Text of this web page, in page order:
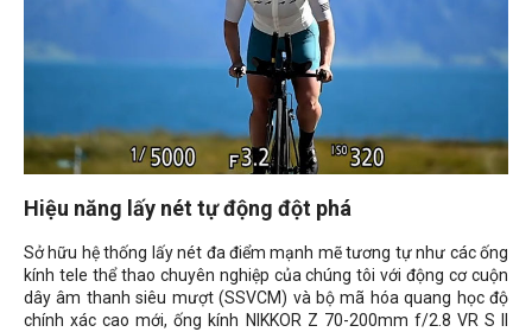
Hiệu năng lấy nét tự động đột phá
Sở hữu hệ thống lấy nét đa điểm mạnh mẽ tương tự như các ống
kính tele thể thao chuyên nghiệp của chúng tôi với động cơ cuộn
dây âm thanh siêu mượt (SSVCM) và bộ mã hóa quang học độ
chính xác cao mới, ống kính NIKKOR Z 70-200mm f/2.8 VR S II